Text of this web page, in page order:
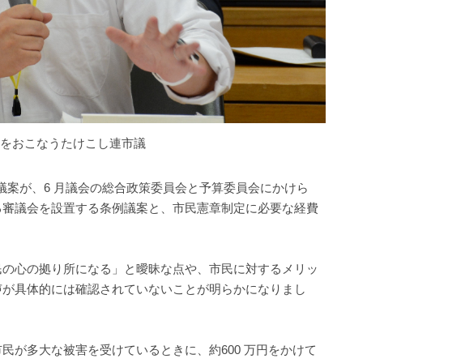
おこなうたけこし連市議
が、6 月議会の総合政策委員会と予算委員会にかけら
議会を設置する条例議案と、市民憲章制定に必要な経費
心の拠り所になる」と曖昧な点や、市民に対するメリッ
具体的には確認されていないことが明らかになりまし
が多大な被害を受けているときに、約600 万円をかけて